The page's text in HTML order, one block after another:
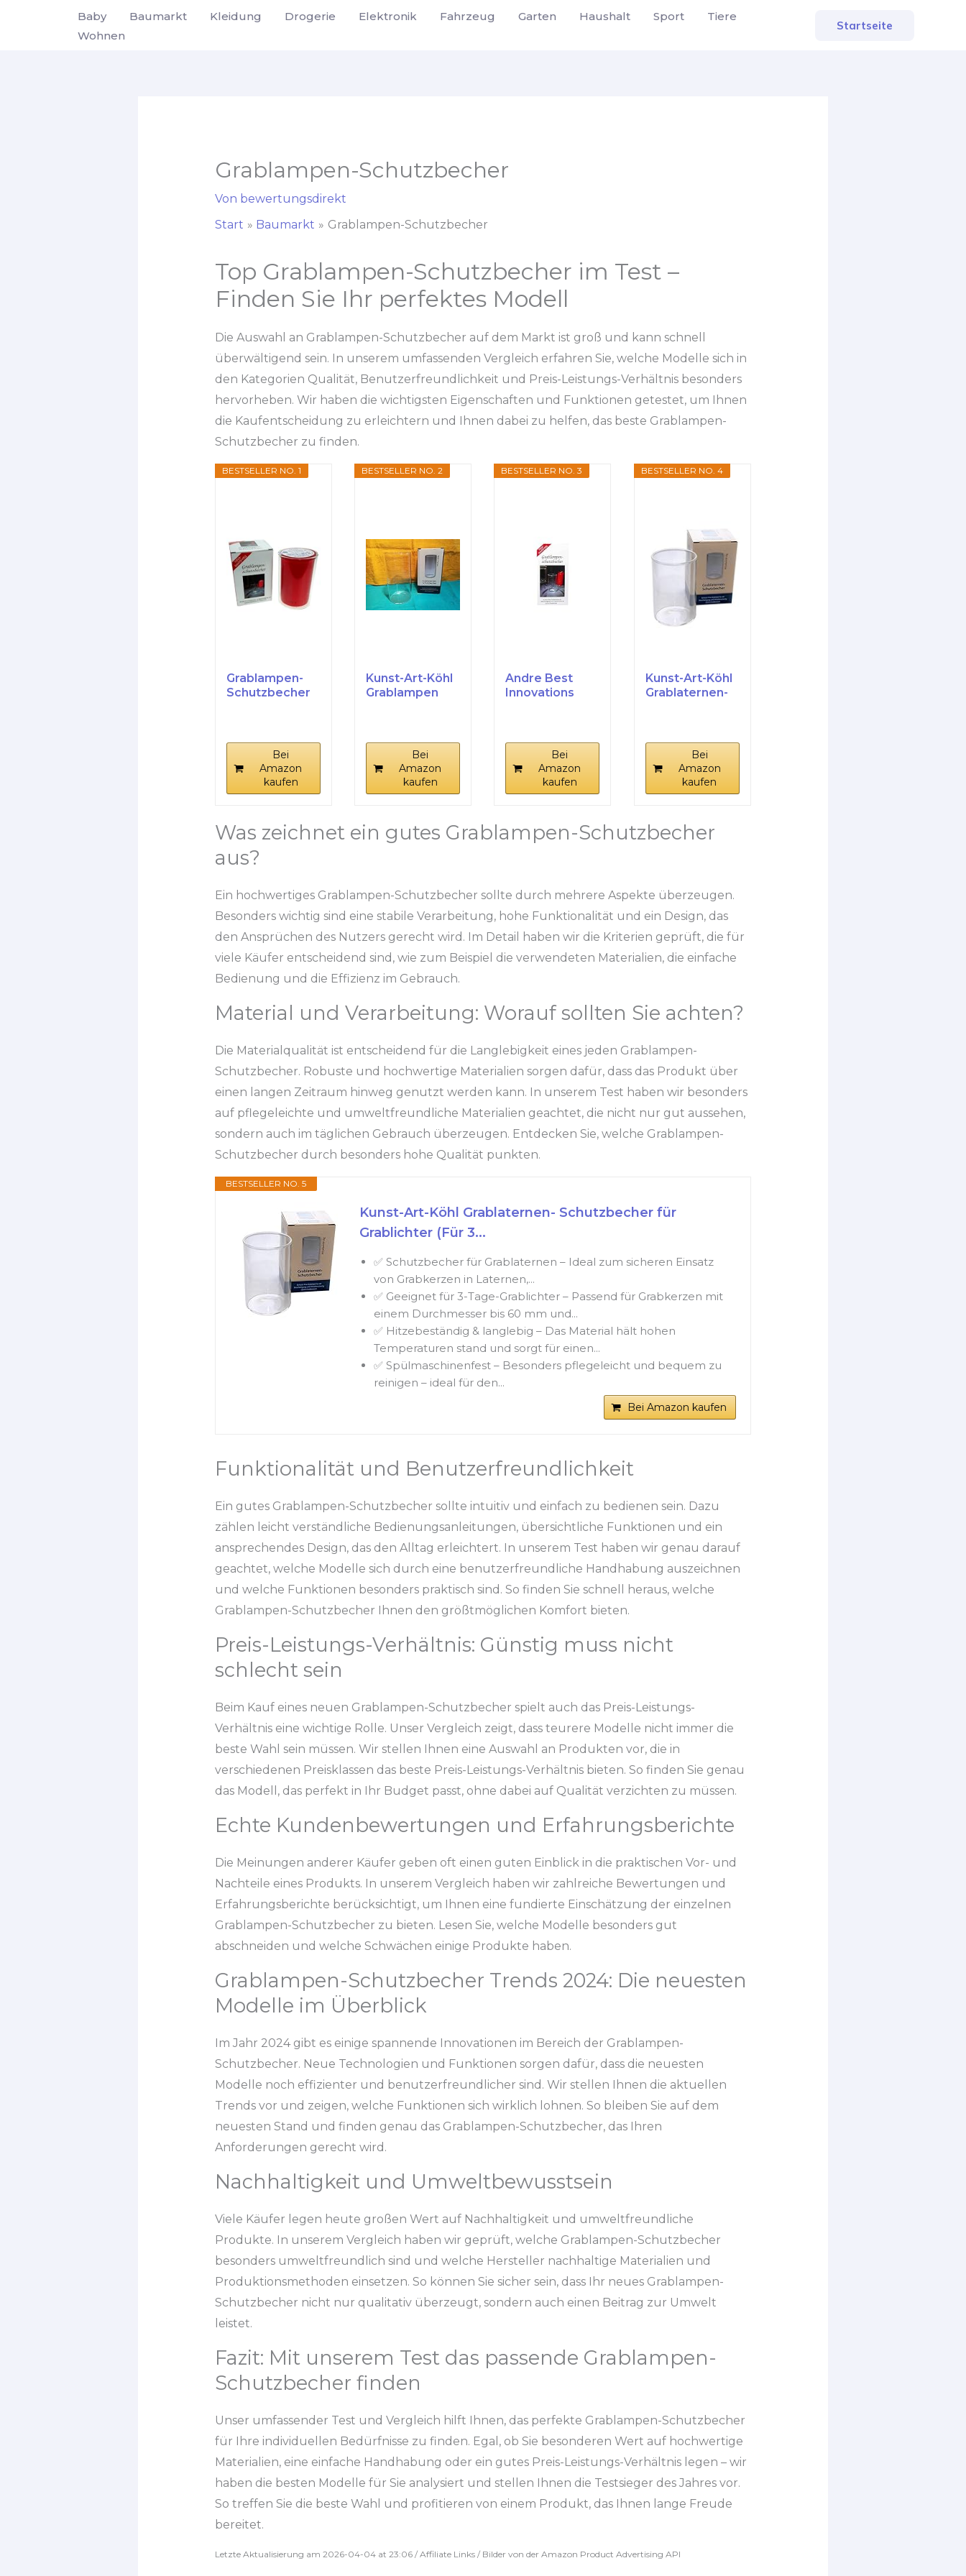
Baby Baumarkt Kleidung Drogerie Elektronik Fahrzeug Garten Haushalt Sport
Tiere
Wohnen
Startseite
Grablampen-Schutzbecher
Von bewertungsdirekt
Start
Baumarkt Grablampen-Schutzbecher
Top Grablampen-Schutzbecher im Test –
Finden Sie Ihr perfektes Modell
Die Auswahl an Grablampen-Schutzbecher auf dem Markt ist groß und kann schnell
überwältigend sein. In unserem umfassenden Vergleich erfahren Sie, welche Modelle sich in
den Kategorien Qualität, Benutzerfreundlichkeit und Preis-Leistungs-Verhältnis besonders
hervorheben. Wir haben die wichtigsten Eigenschaften und Funktionen getestet, um Ihnen
die Kaufentscheidung zu erleichtern und Ihnen dabei zu helfen, das beste Grablampen-
Schutzbecher zu finden.
BESTSELLER NO. 1
Grablampen-
Schutzbecher
Bei
Amazon
kaufen
BESTSELLER NO. 2
Kunst-Art-Köhl
Grablampen
Bei
Amazon
kaufen
BESTSELLER NO. 3
Andre Best
Innovations
Bei
Amazon
kaufen
BESTSELLER NO. 4
Kunst-Art-Köhl
Grablaternen-
Bei
Amazon
kaufen
Was zeichnet ein gutes Grablampen-Schutzbecher
aus?
Ein hochwertiges Grablampen-Schutzbecher sollte durch mehrere Aspekte überzeugen.
Besonders wichtig sind eine stabile Verarbeitung, hohe Funktionalität und ein Design, das
den Ansprüchen des Nutzers gerecht wird. Im Detail haben wir die Kriterien geprüft, die für
viele Käufer entscheidend sind, wie zum Beispiel die verwendeten Materialien, die einfache
Bedienung und die Effizienz im Gebrauch.
Material und Verarbeitung: Worauf sollten Sie achten?
Die Materialqualität ist entscheidend für die Langlebigkeit eines jeden Grablampen-
Schutzbecher. Robuste und hochwertige Materialien sorgen dafür, dass das Produkt über
einen langen Zeitraum hinweg genutzt werden kann. In unserem Test haben wir besonders
auf pflegeleichte und umweltfreundliche Materialien geachtet, die nicht nur gut aussehen,
sondern auch im täglichen Gebrauch überzeugen. Entdecken Sie, welche Grablampen-
Schutzbecher durch besonders hohe Qualität punkten.
BESTSELLER NO. 5
Kunst-Art-Köhl Grablaternen- Schutzbecher für
Grablichter (Für 3...
✅ Schutzbecher für Grablaternen – Ideal zum sicheren Einsatz
von Grabkerzen in Laternen,...
✅ Geeignet für 3-Tage-Grablichter – Passend für Grabkerzen mit
einem Durchmesser bis 60 mm und...
✅ Hitzebeständig & langlebig – Das Material hält hohen
Temperaturen stand und sorgt für einen...
✅ Spülmaschinenfest – Besonders pflegeleicht und bequem zu
reinigen – ideal für den...
Bei Amazon kaufen
Funktionalität und Benutzerfreundlichkeit
Ein gutes Grablampen-Schutzbecher sollte intuitiv und einfach zu bedienen sein. Dazu
zählen leicht verständliche Bedienungsanleitungen, übersichtliche Funktionen und ein
ansprechendes Design, das den Alltag erleichtert. In unserem Test haben wir genau darauf
geachtet, welche Modelle sich durch eine benutzerfreundliche Handhabung auszeichnen
und welche Funktionen besonders praktisch sind. So finden Sie schnell heraus, welche
Grablampen-Schutzbecher Ihnen den größtmöglichen Komfort bieten.
Preis-Leistungs-Verhältnis: Günstig muss nicht
schlecht sein
Beim Kauf eines neuen Grablampen-Schutzbecher spielt auch das Preis-Leistungs-
Verhältnis eine wichtige Rolle. Unser Vergleich zeigt, dass teurere Modelle nicht immer die
beste Wahl sein müssen. Wir stellen Ihnen eine Auswahl an Produkten vor, die in
verschiedenen Preisklassen das beste Preis-Leistungs-Verhältnis bieten. So finden Sie genau
das Modell, das perfekt in Ihr Budget passt, ohne dabei auf Qualität verzichten zu müssen.
Echte Kundenbewertungen und Erfahrungsberichte
Die Meinungen anderer Käufer geben oft einen guten Einblick in die praktischen Vor- und
Nachteile eines Produkts. In unserem Vergleich haben wir zahlreiche Bewertungen und
Erfahrungsberichte berücksichtigt, um Ihnen eine fundierte Einschätzung der einzelnen
Grablampen-Schutzbecher zu bieten. Lesen Sie, welche Modelle besonders gut
abschneiden und welche Schwächen einige Produkte haben.
Grablampen-Schutzbecher Trends 2024: Die neuesten
Modelle im Überblick
Im Jahr 2024 gibt es einige spannende Innovationen im Bereich der Grablampen-
Schutzbecher. Neue Technologien und Funktionen sorgen dafür, dass die neuesten
Modelle noch effizienter und benutzerfreundlicher sind. Wir stellen Ihnen die aktuellen
Trends vor und zeigen, welche Funktionen sich wirklich lohnen. So bleiben Sie auf dem
neuesten Stand und finden genau das Grablampen-Schutzbecher, das Ihren
Anforderungen gerecht wird.
Nachhaltigkeit und Umweltbewusstsein
Viele Käufer legen heute großen Wert auf Nachhaltigkeit und umweltfreundliche
Produkte. In unserem Vergleich haben wir geprüft, welche Grablampen-Schutzbecher
besonders umweltfreundlich sind und welche Hersteller nachhaltige Materialien und
Produktionsmethoden einsetzen. So können Sie sicher sein, dass Ihr neues Grablampen-
Schutzbecher nicht nur qualitativ überzeugt, sondern auch einen Beitrag zur Umwelt
leistet.
Fazit: Mit unserem Test das passende Grablampen-
Schutzbecher finden
Unser umfassender Test und Vergleich hilft Ihnen, das perfekte Grablampen-Schutzbecher
für Ihre individuellen Bedürfnisse zu finden. Egal, ob Sie besonderen Wert auf hochwertige
Materialien, eine einfache Handhabung oder ein gutes Preis-Leistungs-Verhältnis legen – wir
haben die besten Modelle für Sie analysiert und stellen Ihnen die Testsieger des Jahres vor.
So treffen Sie die beste Wahl und profitieren von einem Produkt, das Ihnen lange Freude
bereitet.
Letzte Aktualisierung am 2026-04-04 at 23:06 / Affiliate Links / Bilder von der Amazon Product Advertising API